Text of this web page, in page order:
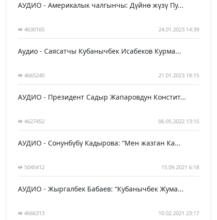
АУДИО - Америкалык чалгынчы: Дүйнө жүзү Пу...
4630165 24.01.2023 14:39
Аудио - Саясатчы Кубанычбек Исабеков Курма...
4665240 21.01.2023 18:15
АУДИО - Президент Садыр Жапаровдун Констит...
4627452 06.05.2022 13:15
АУДИО - Сонунбүбү Кадырова: “Мен жазган Ка...
5045412 15.09.2021 6:18
АУДИО - Жыргалбек Бабаев: “Кубанычбек Жума...
4666313 10.02.2021 23:17